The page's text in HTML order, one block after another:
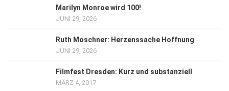
Marilyn Monroe wird 100!
JUNI 29, 2026
Ruth Moschner: Herzenssache Hoffnung
JUNI 29, 2026
Filmfest Dresden: Kurz und substanziell
MÄRZ 4, 2017